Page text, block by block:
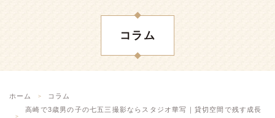
コラム
ホーム
コラム
高崎で3歳男の子の七五三撮影ならスタジオ華写｜貸切空間で残す成長